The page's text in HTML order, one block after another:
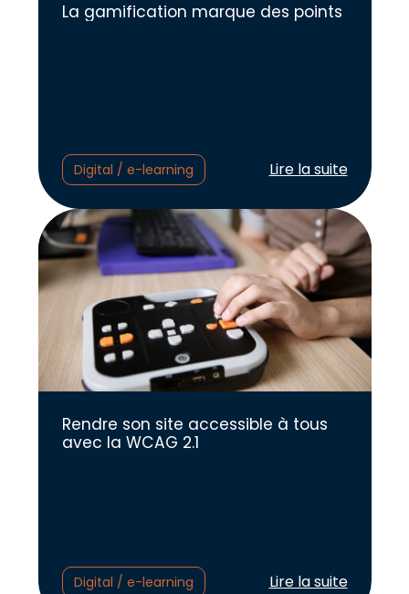
La gamification marque des points
Digital / e-learning Lire l'article :
Lire la suite
Rendre son site accessible à tous
avec la WCAG 2.1
Digital / e-learning Lire l'article :
Lire la suite